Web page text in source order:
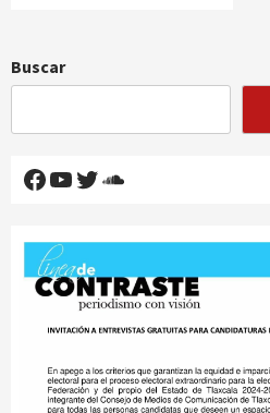
Buscar
Facebook
YouTube
Twitter
SoundCloud